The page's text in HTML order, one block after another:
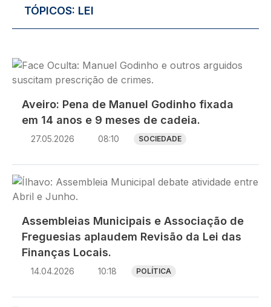
TÓPICOS: LEI
Imagem
Aveiro: Pena de Manuel Godinho fixada
em 14 anos e 9 meses de cadeia.
27.05.2026 08:10 SOCIEDADE
Imagem
Assembleias Municipais e Associação de
Freguesias aplaudem Revisão da Lei das
Finanças Locais.
14.04.2026 10:18 POLÍTICA